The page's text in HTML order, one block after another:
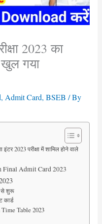
2023 का
गया
, Admit Card, BSEB / By
इंटर 2023 परीक्षा में शामिल होने वाले
Final Admit Card 2023
से शुरू
कार्ड
Table 2023